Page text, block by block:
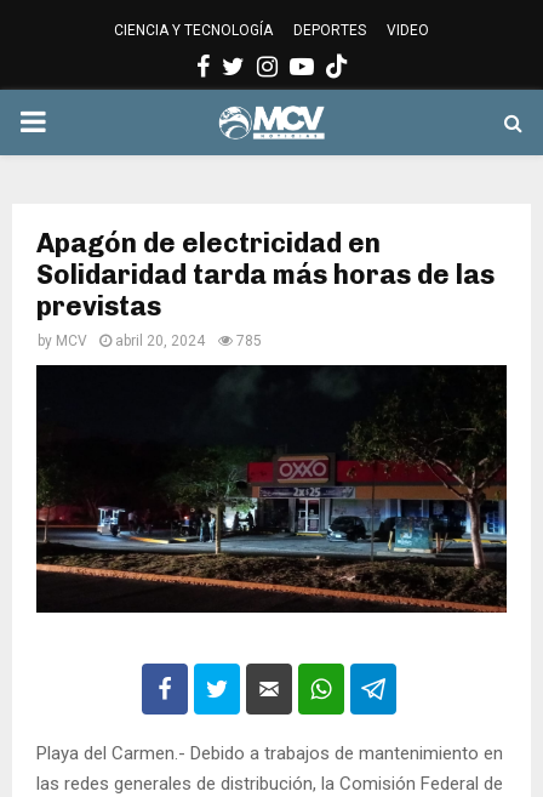
CIENCIA Y TECNOLOGÍA DEPORTES VIDEO
Facebook
Twitter
Instagram
Youtube
PRIMARY
Apagón de electricidad en
Solidaridad tarda más horas de las
previstas
by MCV abril 20, 2024 785
Playa del Carmen.- Debido a trabajos de mantenimiento en
las redes generales de distribución, la Comisión Federal de